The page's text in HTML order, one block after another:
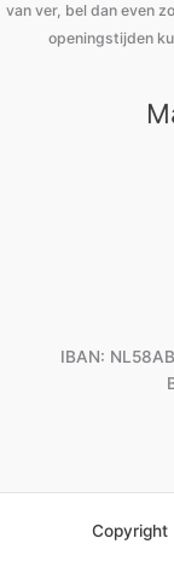
van ver, bel dan even
openingstijden
IBAN: